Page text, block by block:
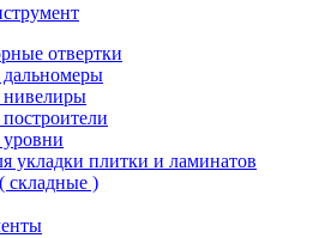
отвертки
нивелиры
укладки плитки и ламинатов
складные )